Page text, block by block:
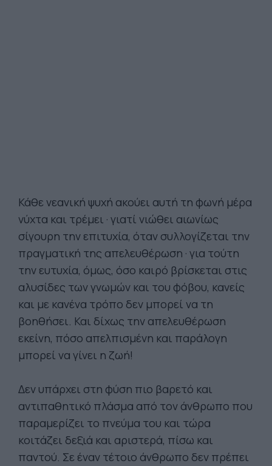
Κάθε νεανική ψυχή ακούει αυτή τη φωνή μέρα
νύχτα και τρέμει · γιατί νιώθει αιωνίως
σίγουρη την επιτυχία, όταν συλλογίζεται την
πραγματική της απελευθέρωση · για τούτη
την ευτυχία, όμως, όσο καιρό βρίσκεται στις
αλυσίδες των γνωμών και του φόβου, κανείς
και με κανένα τρόπο δεν μπορεί να τη
βοηθήσει. Και δίχως την απελευθέρωση
εκείνη, πόσο απελπισμένη και παράλογη
μπορεί να γίνει η ζωή!
Δεν υπάρχει στη φύση πιο βαρετό και
αντιπαθητικό πλάσμα από τον άνθρωπο που
παραμερίζει το πνεύμα του και τώρα
κοιτάζει δεξιά και αριστερά, πίσω και
παντού. Σε έναν τέτοιο άνθρωπο δεν πρέπει